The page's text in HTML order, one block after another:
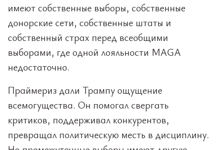
имеют собственные выборы, собственные
донорские сети, собственные штаты и
собственный страх перед всеобщими
выборами, где одной лояльности MAGA
недостаточно.
Праймериз дали Трампу ощущение
всемогущества. Он помогал свергать
критиков, поддерживал конкурентов,
превращал политическую месть в дисциплину.